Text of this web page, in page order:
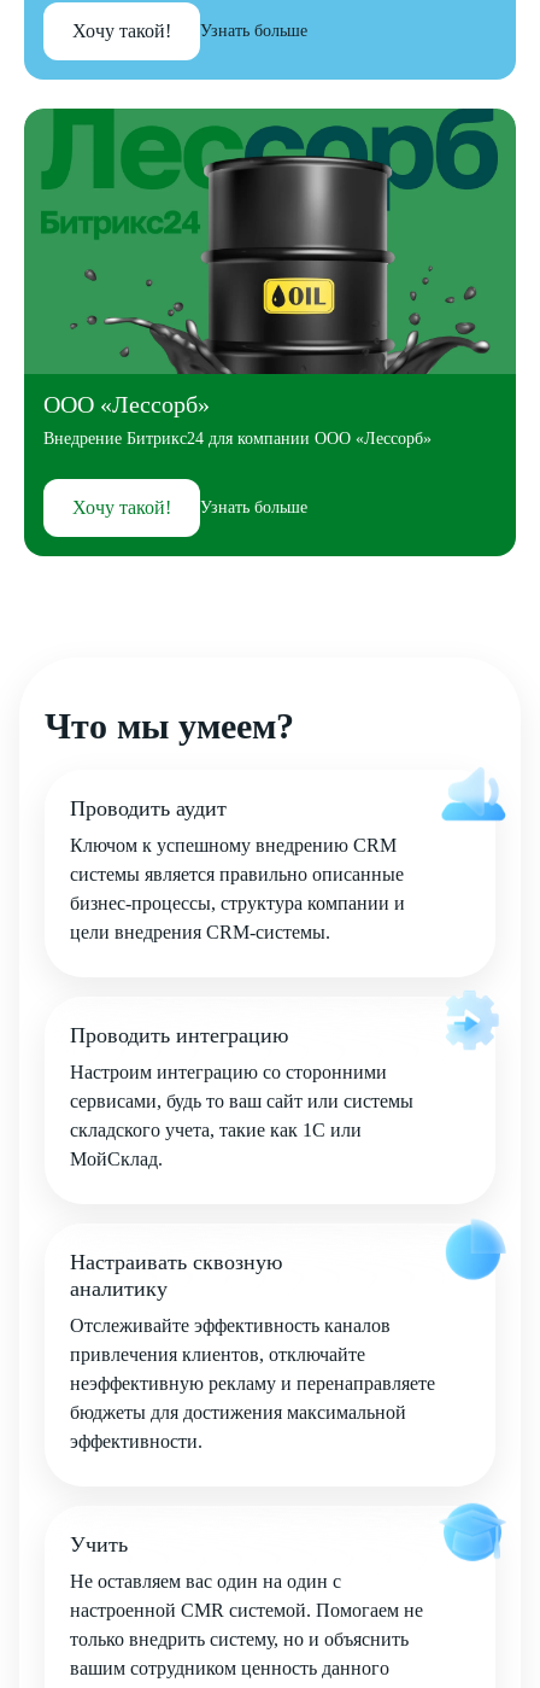
Хочу такой! Узнать больше
ООО «Лессорб»
Внедрение Битрикс24 для компании ООО «Лессорб»
Хочу такой! Узнать больше
Что мы умеем?
Проводить аудит
Ключом к успешному внедрению CRM
системы является правильно описанные
бизнес-процессы, структура компании и
цели внедрения CRM-системы.
Проводить интеграцию
Настроим интеграцию со сторонними
сервисами, будь то ваш сайт или системы
складского учета, такие как 1C или
МойСклад.
Настраивать сквозную
аналитику
Отслеживайте эффективность каналов
привлечения клиентов, отключайте
неэффективную рекламу и перенаправляете
бюджеты для достижения максимальной
эффективности.
Учить
Не оставляем вас один на один с
настроенной CMR системой. Помогаем не
только внедрить систему, но и объяснить
вашим сотрудником ценность данного